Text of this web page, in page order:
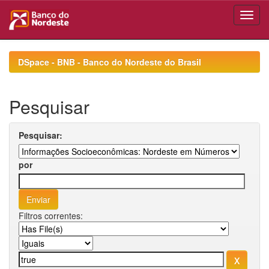
navigationDSpace - BNB - Banco do Nordeste do Brasil
Pesquisar
Pesquisar:
por
Filtros correntes: